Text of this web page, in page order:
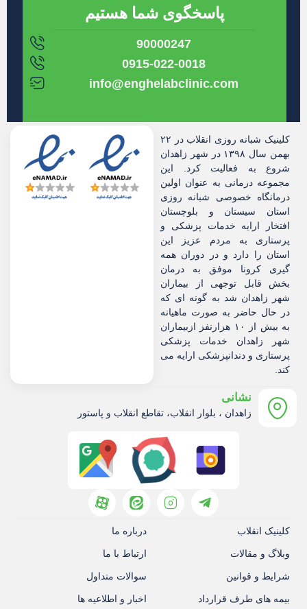
پاسخگوی شما هستیم
90000247
0915-022-0018
info@enghelabclinic.com
کلینیک شبانه روزی انقلاب در ۲۲
بهمن سال ۱۳۹۸ در شهر زاهدان
شروع به فعالیت کرد. این
مجموعه درمانی به عنوان اولین
درمانگاه خصوصی شبانه روزی
استان سیستان و بلوچستان
افتخار ارایه خدمات پزشکی و
پرستاری به مردم عزیز این
استان را دارد و در دوران همه
گیری کرونا موفق به درمان
بخش قابل توجهی از بیماران
شهر زاهدان شد به گونه ای که
در حال حاضر به صورت ماهیانه
به بیش از ۱۰ هزارنفز ازبیماران
شهر زاهدان خدمات پزشکی
پرستاری و دندانپزشکی ارایه می
کند.
نشانی
زاهدان ، بلوار انقلاب، تقاطع انقلاب و پاستور
کلینیک انقلاب
وبلاگ و مقالات
شرایط و قوانین
بیمه های طرف قرارداد
درباره ما
ارتباط با ما
سوالات متداول
اخبار و اطلاعیه ها